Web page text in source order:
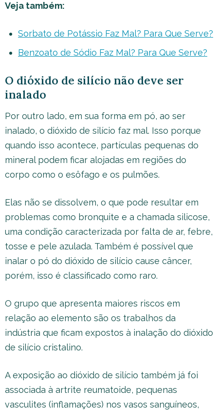
Veja também:
Sorbato de Potássio Faz Mal? Para Que Serve?
Benzoato de Sódio Faz Mal? Para Que Serve?
O dióxido de silício não deve ser
inalado
Por outro lado, em sua forma em pó, ao ser
inalado, o dióxido de silício faz mal. Isso porque
quando isso acontece, partículas pequenas do
mineral podem ficar alojadas em regiões do
corpo como o esôfago e os pulmões.
Elas não se dissolvem, o que pode resultar em
problemas como bronquite e a chamada silicose,
uma condição caracterizada por falta de ar, febre,
tosse e pele azulada. Também é possível que
inalar o pó do dióxido de silício cause câncer,
porém, isso é classificado como raro.
O grupo que apresenta maiores riscos em
relação ao elemento são os trabalhos da
indústria que ficam expostos à inalação do dióxido
de silício cristalino.
A exposição ao dióxido de silício também já foi
associada à artrite reumatoide, pequenas
vasculites (inflamações) nos vasos sanguíneos,